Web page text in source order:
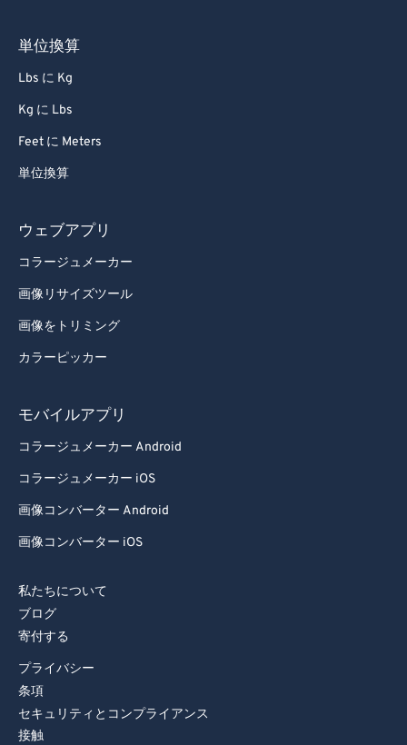
単位換算
Lbs に Kg
Kg に Lbs
Feet に Meters
単位換算
ウェブアプリ
コラージュメーカー
画像リサイズツール
画像をトリミング
カラーピッカー
モバイルアプリ
コラージュメーカー Android
コラージュメーカー iOS
画像コンバーター Android
画像コンバーター iOS
私たちについて
ブログ
寄付する
プライバシー
条項
セキュリティとコンプライアンス
接触